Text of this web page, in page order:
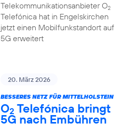
Telekommunikationsanbieter O2
Telefónica hat in Engelskirchen
jetzt einen Mobilfunkstandort auf
5G erweitert
20. März 2026
BESSERES NETZ FÜR MITTELHOLSTEIN
O2 Telefónica bringt
5G nach Embühren